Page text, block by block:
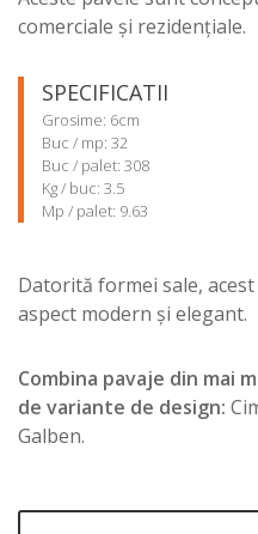
comerciale și rezidențiale.
SPECIFICATII
Grosime: 6cm
Buc / mp: 32
Buc / palet: 308
Kg / buc: 3.5
Mp / palet: 9.63
Datorită formei sale,
aspect modern și elegant.
Combina pavaje din mai
de variante de design:
Galben.